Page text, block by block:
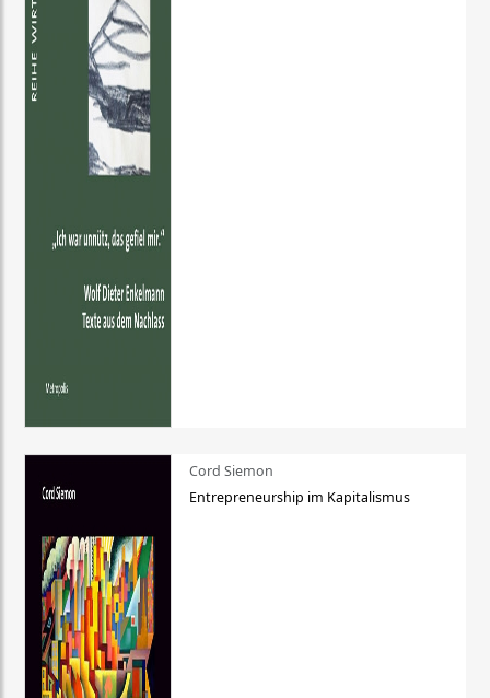
Cord Siemon
Entrepreneurship im Kapitalismus